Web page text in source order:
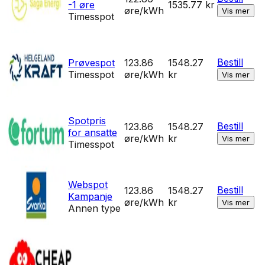
-1 øre
Timesspot
øre/kWh 1535.77 kr Vis mer
Prøvespot
Timesspot
123.86
øre/kWh
1548.27
kr
Bestill
Vis mer
Spotpris
for ansatte
Timesspot
123.86
øre/kWh
1548.27
kr
Bestill
Vis mer
Webspot
Kampanje
Annen type
123.86
øre/kWh
1548.27
kr
Bestill
Vis mer